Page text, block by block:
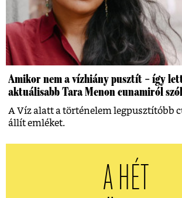
Amikor nem a vízhiány pusztít – így
aktuálisabb Tara Menon cunamiról
A Víz alatt a történelem legpusztítóbb
állít emléket.
A HÉT